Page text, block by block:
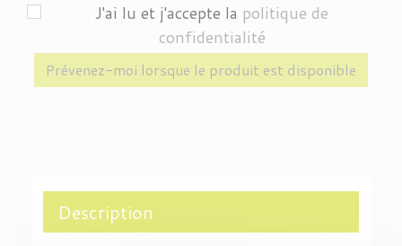
J'ai lu et j'accepte la politique de
confidentialité
Prévenez-moi lorsque le produit est disponible
Description